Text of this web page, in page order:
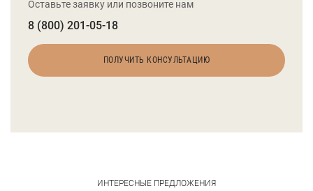
Оставьте заявку или позвоните нам
8 (800) 201-05-18
ПОЛУЧИТЬ КОНСУЛЬТАЦИЮ
ИНТЕРЕСНЫЕ ПРЕДЛОЖЕНИЯ